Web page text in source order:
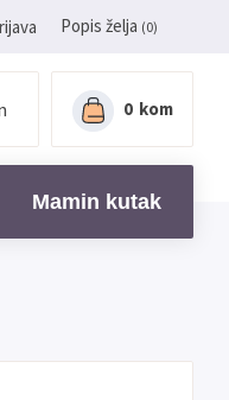
Popis želja (0)
0 kom
Mamin kutak